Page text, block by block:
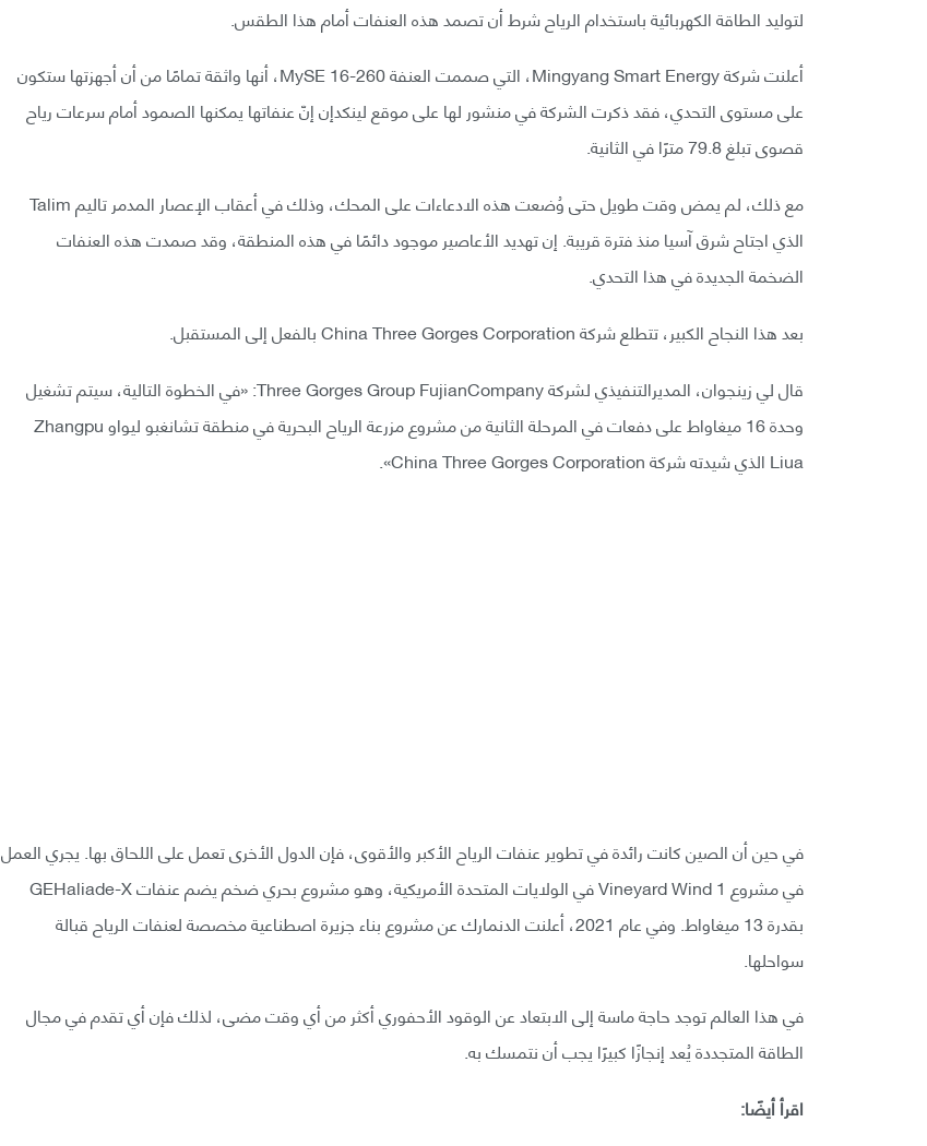
لتوليد الطاقة الكهربائية باستخدام الرياح شرط أن تصمد هذه العنفات أمام هذا الطقس.
أعلنت شركة Mingyang Smart Energy، التي صممت العنفة MySE 16-260، أنها واثقة تمامًا من أن أجهزتها ستكون
على مستوى التحدي، فقد ذكرت الشركة في منشور لها على موقع لينكدإن إنّ عنفاتها يمكنها الصمود أمام سرعات رياح
قصوى تبلغ 79.8 مترًا في الثانية.
مع ذلك، لم يمض وقت طويل حتى وُضعت هذه الادعاءات على المحك، وذلك في أعقاب الإعصار المدمر تاليم Talim
الذي اجتاح شرق آسيا منذ فترة قريبة. إن تهديد الأعاصير موجود دائمًا في هذه المنطقة، وقد صمدت هذه العنفات
الضخمة الجديدة في هذا التحدي.
بعد هذا النجاح الكبير، تتطلع شركة China Three Gorges Corporation بالفعل إلى المستقبل.
قال لي زينجوان، المديرالتنفيذي لشركة Three Gorges Group FujianCompany: «في الخطوة التالية، سيتم تشغيل
وحدة 16 ميغاواط على دفعات في المرحلة الثانية من مشروع مزرعة الرياح البحرية في منطقة تشانغبو ليواو Zhangpu
Liua الذي شيدته شركة China Three Gorges Corporation».
في حين أن الصين كانت رائدة في تطوير عنفات الرياح الأكبر والأقوى، فإن الدول الأخرى تعمل على اللحاق بها. يجري العمل
في مشروع Vineyard Wind 1 في الولايات المتحدة الأمريكية، وهو مشروع بحري ضخم يضم عنفات GEHaliade-X
بقدرة 13 ميغاواط. وفي عام 2021، أعلنت الدنمارك عن مشروع بناء جزيرة اصطناعية مخصصة لعنفات الرياح قبالة
سواحلها.
في هذا العالم توجد حاجة ماسة إلى الابتعاد عن الوقود الأحفوري أكثر من أي وقت مضى، لذلك فإن أي تقدم في مجال
الطاقة المتجددة يُعد إنجازًا كبيرًا يجب أن نتمسك به.
اقرأ أيضًا: